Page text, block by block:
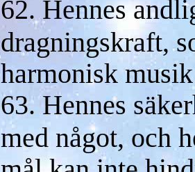
62. Hennes
dragningskraft,
harmonisk
63. Hennes
med något, och